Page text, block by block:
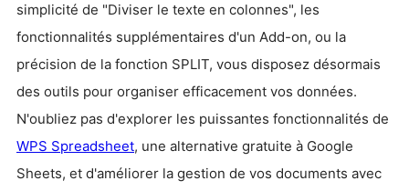
simplicité de "Diviser le texte en colonnes", les
fonctionnalités supplémentaires d'un Add-on, ou la
précision de la fonction SPLIT, vous disposez désormais
des outils pour organiser efficacement vos données.
N'oubliez pas d'explorer les puissantes fonctionnalités de
WPS Spreadsheet, une alternative gratuite à Google
Sheets, et d'améliorer la gestion de vos documents avec